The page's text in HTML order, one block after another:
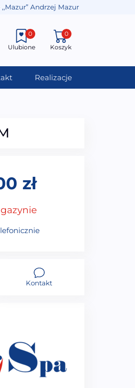
Andrzej Mazur
Ulubione
0
Koszyk
0
Realizacje
zł
Kontakt